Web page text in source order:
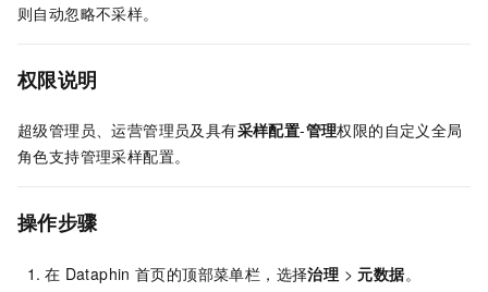
则自动忽略不采样。
权限说明
超级管理员、运营管理员及具有采样配置-管理权限的自定义全局
角色支持管理采样配置。
操作步骤
在 Dataphin 首页的顶部菜单栏，选择治理 > 元数据。